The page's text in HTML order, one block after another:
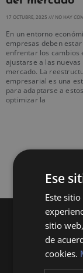
17 OCTUBRE, 2025 NO HAY
En un entorno
empresas deben
enfrentar los cambios
ajustarse a las nuevas
mercado. La
empresarial es una
para adaptarse a
optimizar la
Ese
Este
sitio
de
cookies.